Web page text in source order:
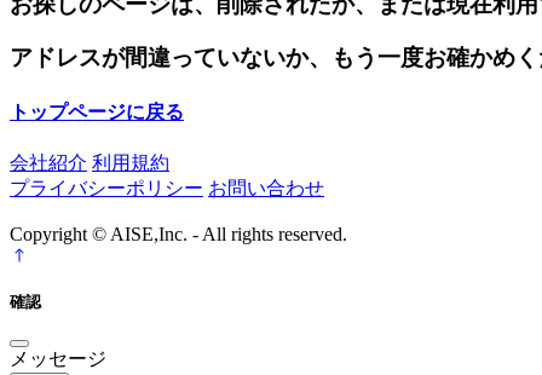
アドレスが間違っていないか、もう一度お確かめ
トップページに戻る
会社紹介 利用規約
プライバシーポリシー お問い合わせ
Copyright © AISE,Inc. - All rights reserved.
確認
メッセージ